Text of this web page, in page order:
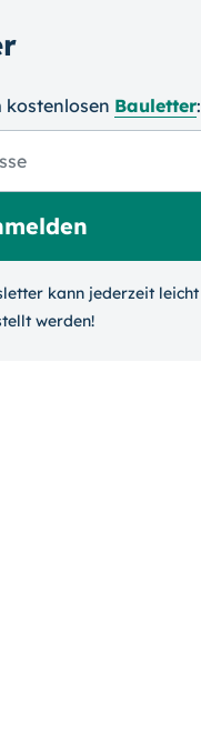
kosten­losen Bauletter:
kann jeder­zeit leicht
werden!